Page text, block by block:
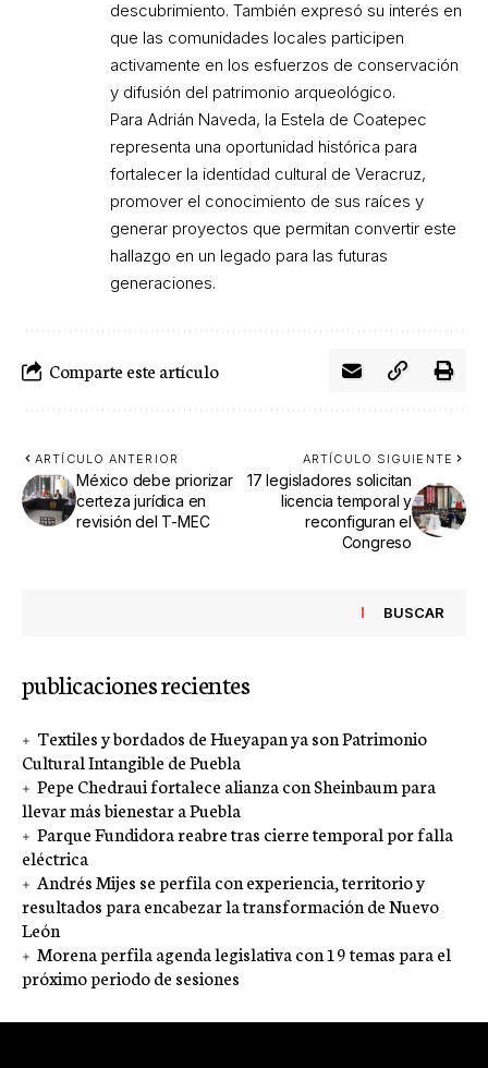
descubrimiento. También expresó su interés en
que las comunidades locales participen
activamente en los esfuerzos de conservación
y difusión del patrimonio arqueológico.
Para Adrián Naveda, la Estela de Coatepec
representa una oportunidad histórica para
fortalecer la identidad cultural de Veracruz,
promover el conocimiento de sus raíces y
generar proyectos que permitan convertir este
hallazgo en un legado para las futuras
generaciones.
Comparte este artículo
ARTÍCULO ANTERIOR
México debe priorizar
certeza jurídica en
revisión del T-MEC
ARTÍCULO SIGUIENTE
17 legisladores solicitan
licencia temporal y
reconfiguran el
Congreso
BUSCAR
publicaciones recientes
Textiles y bordados de Hueyapan ya son Patrimonio
Cultural Intangible de Puebla
Pepe Chedraui fortalece alianza con Sheinbaum para
llevar más bienestar a Puebla
Parque Fundidora reabre tras cierre temporal por falla
eléctrica
Andrés Mijes se perfila con experiencia, territorio y
resultados para encabezar la transformación de Nuevo
León
Morena perfila agenda legislativa con 19 temas para el
próximo periodo de sesiones